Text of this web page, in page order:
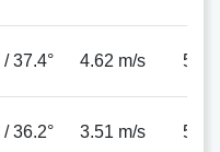
/37.4° 4.62 m/s 57%
/36.2° 3.51 m/s 59%